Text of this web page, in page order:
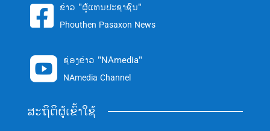
 ຂ່າວ "ຜູ້ແທນປະຊາຊົນ"
Phouthen Pasaxon News
 ຊ່ອງຂ່າວ "NAmedia"
NAmedia Channel
ສະຖິຕິຜູ້ເຂົ້າໃຊ້